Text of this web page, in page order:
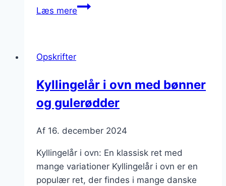
Læs mereKyllingelår
hvidvin
Opskrifter
Kyllingelår i ovn med bønner
og gulerødder
Af 16. december 2024
Kyllingelår i ovn: En klassisk ret med
mange variationer Kyllingelår i ovn er en
populær ret, der findes i mange danske